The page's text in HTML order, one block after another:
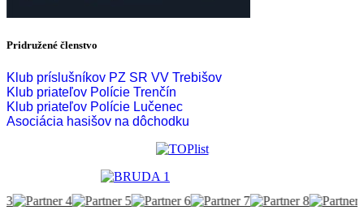
Pridružené členstvo
Klub príslušníkov PZ SR VV Trebišov
Klub priateľov Polície Trenčín
Klub priateľov Polície Lučenec
Asociácia hasišov na dôchodku